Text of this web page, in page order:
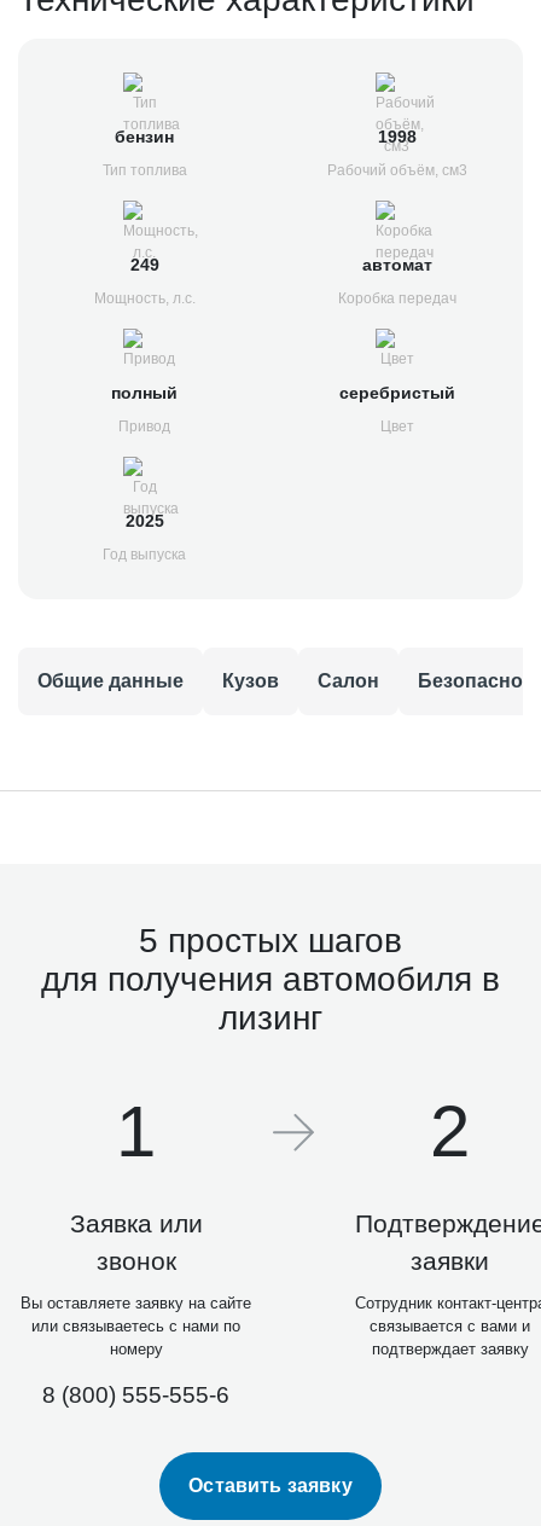
бензин
Тип топлива
1998
Рабочий объём, см3
249
Мощность, л.с.
автомат
Коробка передач
полный
Привод
серебристый
Цвет
2025
Год выпуска
Общие данные Кузов Салон
5 простых шагов
для получения автомобиля в
лизинг
1
Заявка или
звонок
Вы оставляете заявку на сайте
или связываетесь с нами по
номеру
8 (800) 555-555-6
2
заявки
Сотрудник контакт-
связывается с вами и
подтверждает заявку
Оставить заявку